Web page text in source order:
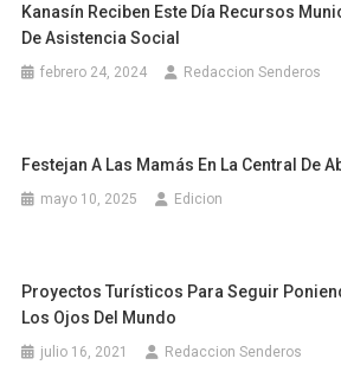
Kanasín Reciben Este Día Recursos
De Asistencia Social
febrero 24, 2024 Redaccion Senderos
Festejan A Las Mamás En La Central De
mayo 10, 2025 Edicion
Proyectos Turísticos Para Seguir
Los Ojos Del Mundo
julio 16, 2021 Redaccion Senderos